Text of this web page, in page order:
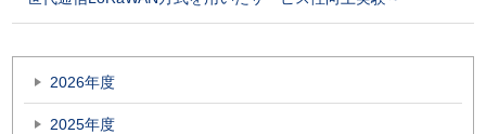
2026年度
2025年度